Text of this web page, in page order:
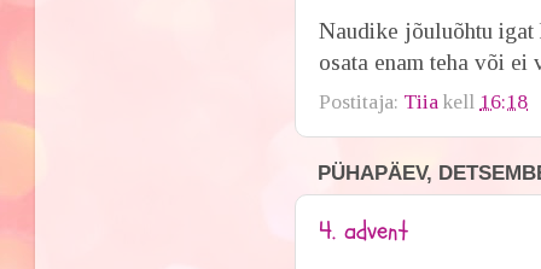
Naudike jõuluõhtu igat
osata enam teha või ei
Postitaja: Tiia kell 16:18
PÜHAPÄEV,
4. advent